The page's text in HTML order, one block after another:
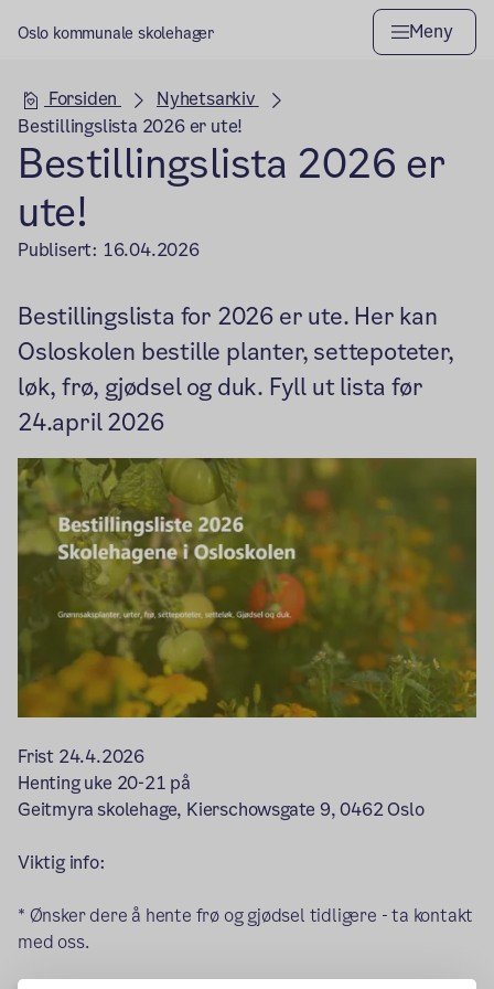
Oslo kommunale skolehager Meny
Hovedseksjon
Forsiden
Nyhetsarkiv
Bestillingslista 2026 er ute!
Bestillingslista 2026 er
ute!
Publisert: 16.04.2026
Bestillingslista for 2026 er ute. Her kan
Osloskolen bestille planter, settepoteter,
løk, frø, gjødsel og duk. Fyll ut lista før
24.april 2026
Frist 24.4.2026
Henting uke 20-21 på
Geitmyra skolehage, Kierschowsgate 9, 0462 Oslo
Viktig info:
* Ønsker dere å hente frø og gjødsel tidligere - ta kontakt
med oss.